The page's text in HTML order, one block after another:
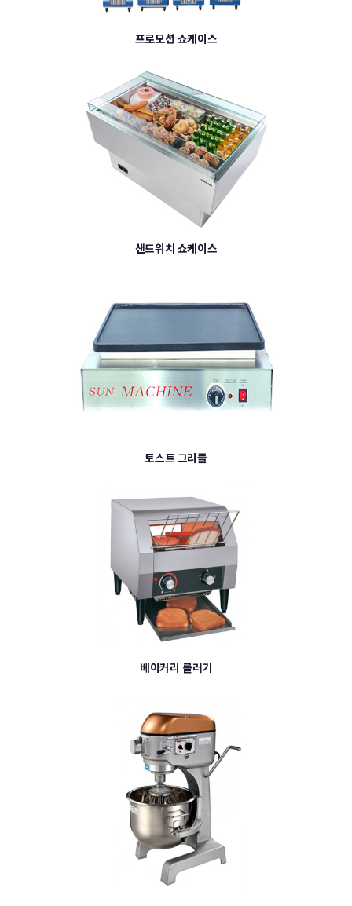
프로모션 쇼케이스
샌드위치 쇼케이스
토스트 그리들
베이커리 롤러기